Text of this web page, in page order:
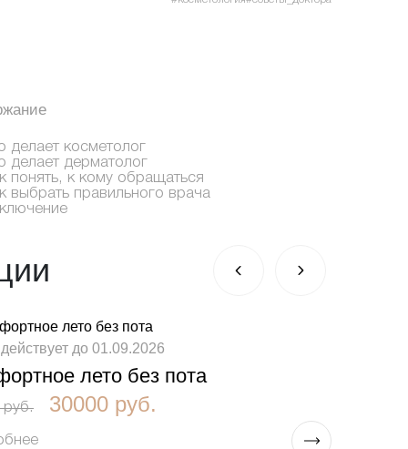
делает косметолог
делает дерматолог
понять, к кому обращаться
выбрать правильного врача
до 01.09.2026
лето без пота
руб. 30000 руб.